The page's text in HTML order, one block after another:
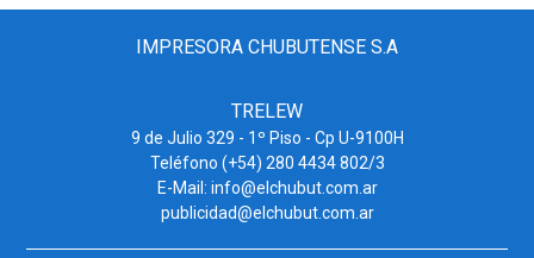
IMPRESORA CHUBUTENSE S.A
TRELEW
9 de Julio 329 - 1º Piso - Cp U-9100H
Teléfono (+54) 280 4434 802/3
E-Mail: info@elchubut.com.ar
publicidad@elchubut.com.ar